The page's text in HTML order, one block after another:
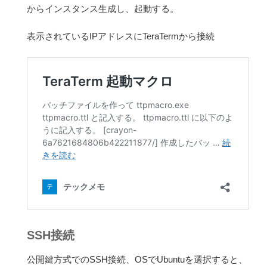
からインスタンス生成し、起動する。
表示されているIPアドレスにTeraTermから接続
SSH接続
公開鍵方式でのSSH接続、OSでUbuntuを選択すると、